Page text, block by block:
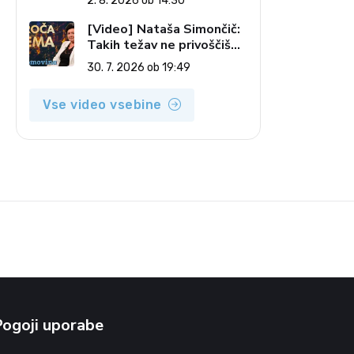
pečatov v vesolju (Vroča
tema, 2. 8. 2026)
[Video] Nataša Simončič:
Takih težav ne privoščiš
nikomur (Vroča tema, 30.
7. 2026)
30. 7. 2026 ob 19:49
Vse video vsebine
uporabe